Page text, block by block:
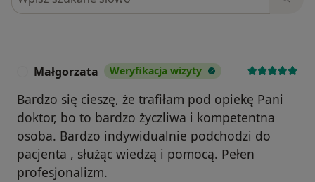
Małgorzata Weryfikacja wizyty
Bardzo się cieszę, że trafiłam pod opiekę Pani
doktor, bo to bardzo życzliwa i kompetentna
osoba. Bardzo indywidualnie podchodzi do
pacjenta , służąc wiedzą i pomocą. Pełen
profesjonalizm.